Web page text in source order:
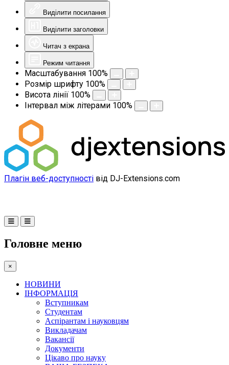
Виділити посилання
Виділити заголовки
Читач з екрана
Режим читання
Масштабування 100%
Розмір шрифту 100%
Висота лінії 100%
Інтервал між літерами 100%
Плагін веб-доступності від DJ-Extensions.com
Головне меню
×
НОВИНИ
ІНФОРМАЦІЯ
Вступникам
Студентам
Аспірантам і науковцям
Викладачам
Вакансії
Документи
Цікаво про науку